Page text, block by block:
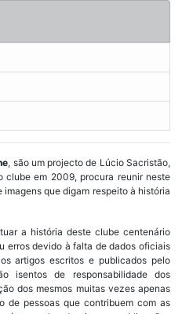
, são um projecto de Lúcio Sacristão,
em 2009, procura reunir neste
que digam respeito à história
a história deste clube centenário
erros devido à falta de dados oficiais
artigos escritos e publicados pelo
isentos de responsabilidade dos
dos mesmos muitas vezes apenas
de pessoas que contribuem com as